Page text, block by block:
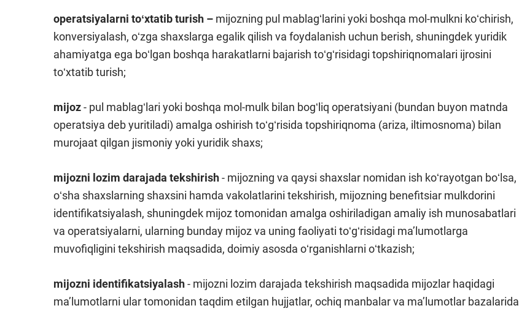
operatsiyalarni toʻxtatib turish – mijozning pul mablagʻlarini yoki boshqa mol-mulkni koʻchirish,
konversiyalash, oʻzga shaxslarga egalik qilish va foydalanish uchun berish, shuningdek yuridik
ahamiyatga ega boʻlgan boshqa harakatlarni bajarish toʻgʻrisidagi topshiriqnomalari ijrosini
toʻxtatib turish;
mijoz- pul mablagʻlari yoki boshqa mol-mulk bilan bogʻliq operatsiyani (bundan buyon matnda
operatsiya deb yuritiladi) amalga oshirish toʻgʻrisida topshiriqnoma (ariza, iltimosnoma) bilan
murojaat qilgan jismoniy yoki yuridik shaxs;
mijozni lozim darajada tekshirish- mijozning va qaysi shaxslar nomidan ish koʻrayotgan boʻlsa,
oʻsha shaxslarning shaxsini hamda vakolatlarini tekshirish, mijozning benefitsiar mulkdorini
identifikatsiyalash, shuningdek mijoz tomonidan amalga oshiriladigan amaliy ish munosabatlari
va operatsiyalarni, ularning bunday mijoz va uning faoliyati toʻgʻrisidagi maʼlumotlarga
muvofiqligini tekshirish maqsadida, doimiy asosda oʻrganishlarni oʻtkazish;
mijozni identifikatsiyalash- mijozni lozim darajada tekshirish maqsadida mijozlar haqidagi
maʼlumotlarni ular tomonidan taqdim etilgan hujjatlar, ochiq manbalar va maʼlumotlar bazalarida